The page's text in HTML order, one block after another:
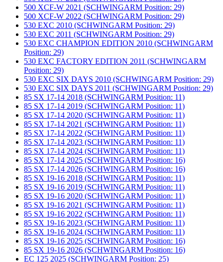
500 XCF-W 2021 (SCHWINGARM Position: 29)
500 XCF-W 2022 (SCHWINGARM Position: 29)
530 EXC 2010 (SCHWINGARM Position: 29)
530 EXC 2011 (SCHWINGARM Position: 29)
530 EXC CHAMPION EDITION 2010 (SCHWINGARM
Position: 29)
530 EXC FACTORY EDITION 2011 (SCHWINGARM
Position: 29)
530 EXC SIX DAYS 2010 (SCHWINGARM Position: 29)
530 EXC SIX DAYS 2011 (SCHWINGARM Position: 29)
85 SX 17-14 2018 (SCHWINGARM Position: 11)
85 SX 17-14 2019 (SCHWINGARM Position: 11)
85 SX 17-14 2020 (SCHWINGARM Position: 11)
85 SX 17-14 2021 (SCHWINGARM Position: 11)
85 SX 17-14 2022 (SCHWINGARM Position: 11)
85 SX 17-14 2023 (SCHWINGARM Position: 11)
85 SX 17-14 2024 (SCHWINGARM Position: 11)
85 SX 17-14 2025 (SCHWINGARM Position: 16)
85 SX 17-14 2026 (SCHWINGARM Position: 16)
85 SX 19-16 2018 (SCHWINGARM Position: 11)
85 SX 19-16 2019 (SCHWINGARM Position: 11)
85 SX 19-16 2020 (SCHWINGARM Position: 11)
85 SX 19-16 2021 (SCHWINGARM Position: 11)
85 SX 19-16 2022 (SCHWINGARM Position: 11)
85 SX 19-16 2023 (SCHWINGARM Position: 11)
85 SX 19-16 2024 (SCHWINGARM Position: 11)
85 SX 19-16 2025 (SCHWINGARM Position: 16)
85 SX 19-16 2026 (SCHWINGARM Position: 16)
EC 125 2025 (SCHWINGARM Position: 25)